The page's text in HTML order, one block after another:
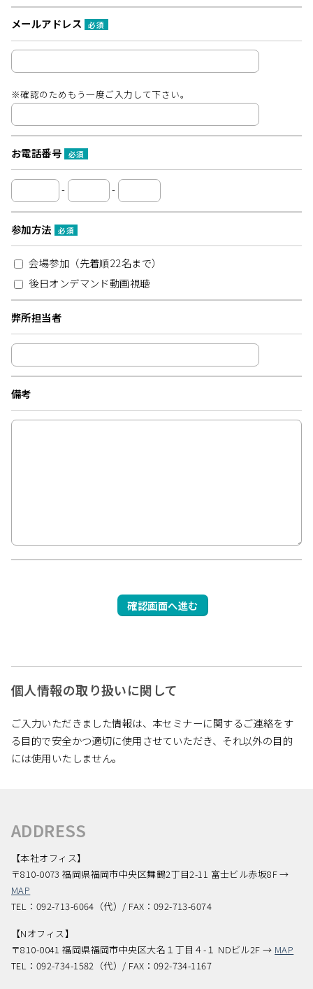
メールアドレス 必須
※確認のためもう一度ご入力して下さい。
お電話番号 必須
- -
参加方法 必須
会場参加（先着順22名まで）
後日オンデマンド動画視聴
弊所担当者
備考
個人情報の取り扱いに関して
ご入力いただきました情報は、本セミナーに関するご連絡をす
る目的で安全かつ適切に使用させていただき、それ以外の目的
には使用いたしません。
ADDRESS
【本社オフィス】
〒810-0073 福岡県福岡市中央区舞鶴2丁目2-11 富士ビル赤坂8F →
MAP
TEL：092-713-6064（代）/ FAX：092-713-6074
【Nオフィス】
〒810-0041 福岡県福岡市中央区大名１丁目４-１ NDビル2F → MAP
TEL：092-734-1582（代）/ FAX：092-734-1167